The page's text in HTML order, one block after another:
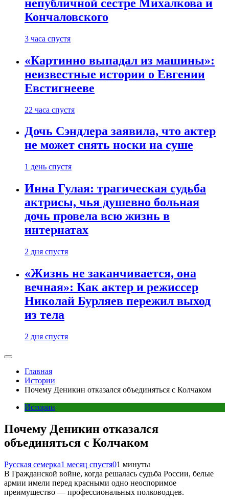
непубличной сестре Михалкова и
Кончаловского
3 часа спустя
«Картинно выпадал из машины»:
неизвестные истории о Евгении
Евстигнееве
22 часа спустя
Дочь Сэндлера заявила, что актер
не может снять носки на суше
1 день спустя
Инна Гулая: трагическая судьба
актрисы, чья душевно больная
дочь провела всю жизнь в
интернатах
2 дня спустя
«Жизнь не заканчивается, она
вечная»: Как актер и режиссер
Николай Бурляев пережил выход
из тела
2 дня спустя
Главная
Истории
Почему Деникин отказался объединяться с Колчаком
Истории
Почему Деникин отказался
объединяться с Колчаком
Русская семерка1 месяц спустя01 минуты
В Гражданской войне, когда решалась судьба России, белые
армии имели перед красными одно неоспоримое
преимущество — профессиональных полководцев.